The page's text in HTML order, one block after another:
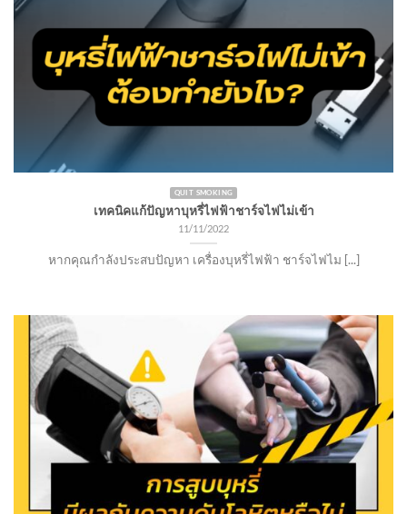
QUIT SMOKING
เทคนิคแก้ปัญหาบุหรี่ไฟฟ้าชาร์จไฟไม่เข้า
11/11/2022
หากคุณกำลังประสบปัญหา เครื่องบุหรี่ไฟฟ้า ชาร์จไฟไม [...]